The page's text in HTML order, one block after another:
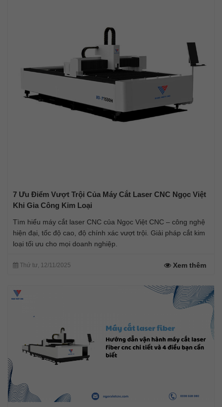
7 Ưu Điểm Vượt Trội Của Máy Cắt Laser CNC Ngọc Việt
Khi Gia Công Kim Loại
Tìm hiểu máy cắt laser CNC của Ngọc Việt CNC – công nghệ
hiện đại, tốc độ cao, độ chính xác vượt trội. Giải pháp cắt kim
loại tối ưu cho mọi doanh nghiệp.
Thứ tư, 12/11/2025 Xem thêm